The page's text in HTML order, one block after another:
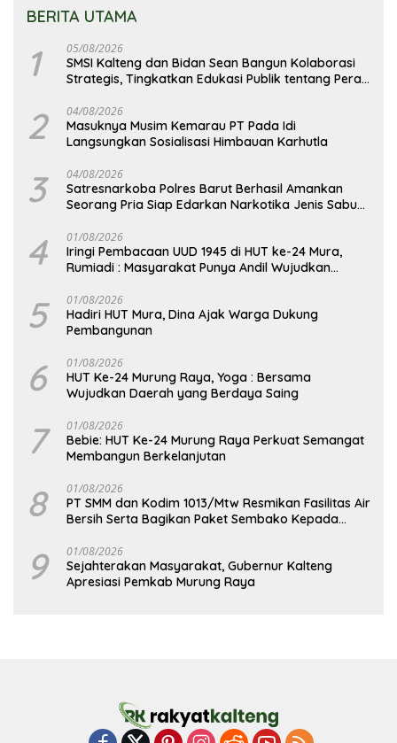
BERITA UTAMA
1 05/08/2026
SMSI Kalteng dan Bidan Sean Bangun Kolaborasi
Strategis, Tingkatkan Edukasi Publik tentang Peran
2 04/08/2026
Masuknya Musim Kemarau PT Pada Idi
Langsungkan Sosialisasi Himbauan Karhutla
3 04/08/2026
Satresnarkoba Polres Barut Berhasil Amankan
Seorang Pria Siap Edarkan Narkotika Jenis Sabu
4 01/08/2026
Iringi Pembacaan UUD 1945 di HUT ke-24 Mura,
Rumiadi : Masyarakat Punya Andil Wujudkan
5 01/08/2026
Hadiri HUT Mura, Dina Ajak Warga Dukung
Pembangunan
6 01/08/2026
HUT Ke-24 Murung Raya, Yoga : Bersama
Wujudkan Daerah yang Berdaya Saing
7 01/08/2026
Bebie: HUT Ke-24 Murung Raya Perkuat Semangat
Membangun Berkelanjutan
8 01/08/2026
PT SMM dan Kodim 1013/Mtw Resmikan Fasilitas Air
Bersih Serta Bagikan Paket Sembako Kepada
9 01/08/2026
Sejahterakan Masyarakat, Gubernur Kalteng
Apresiasi Pemkab Murung Raya